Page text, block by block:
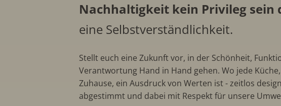
Nachhaltigkeit kein Privileg sein
eine Selbstverständlichkeit.
Stellt euch eine Zukunft vor, in der Schönheit,
Verantwortung Hand in Hand gehen. Wo jede
Zuhause, ein Ausdruck von Werten ist - zeitlos
abgestimmt und dabei mit Respekt für unsere